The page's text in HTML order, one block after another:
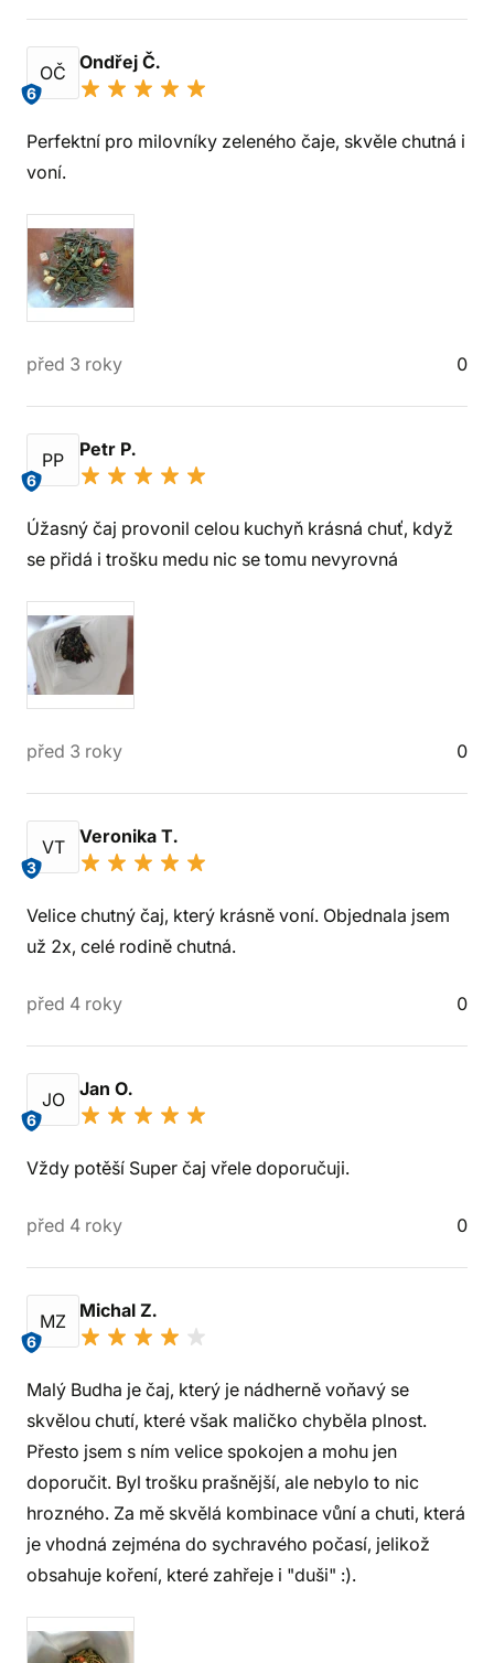
OČ
6
Ondřej Č.
Perfektní pro milovníky zeleného čaje, skvěle chutná i
voní.
před 3 roky 0
PP
6
Petr P.
Úžasný čaj provonil celou kuchyň krásná chuť, když
se přidá i trošku medu nic se tomu nevyrovná
před 3 roky 0
VT
3
Veronika T.
Velice chutný čaj, který krásně voní. Objednala jsem
už 2x, celé rodině chutná.
před 4 roky 0
JO
6
Jan O.
Vždy potěší Super čaj vřele doporučuji.
před 4 roky 0
MZ
6
Michal Z.
Malý Budha je čaj, který je nádherně voňavý se
skvělou chutí, které však maličko chyběla plnost.
Přesto jsem s ním velice spokojen a mohu jen
doporučit. Byl trošku prašnější, ale nebylo to nic
hrozného. Za mě skvělá kombinace vůní a chuti, která
je vhodná zejména do sychravého počasí, jelikož
obsahuje koření, které zahřeje i "duši" :).